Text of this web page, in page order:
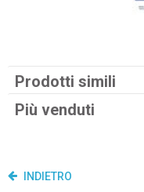
Prodotti simili
Più venduti
INDIETRO